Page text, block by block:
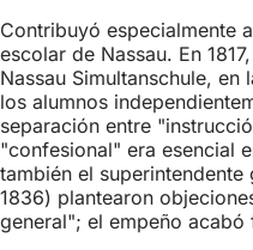
Contribuyó especialmente
escolar de Nassau. En
Nassau Simultanschule, en
los alumnos
separación entre
"confesional" era esencial
también el
1836) plantearon
general"; el empeño acabó